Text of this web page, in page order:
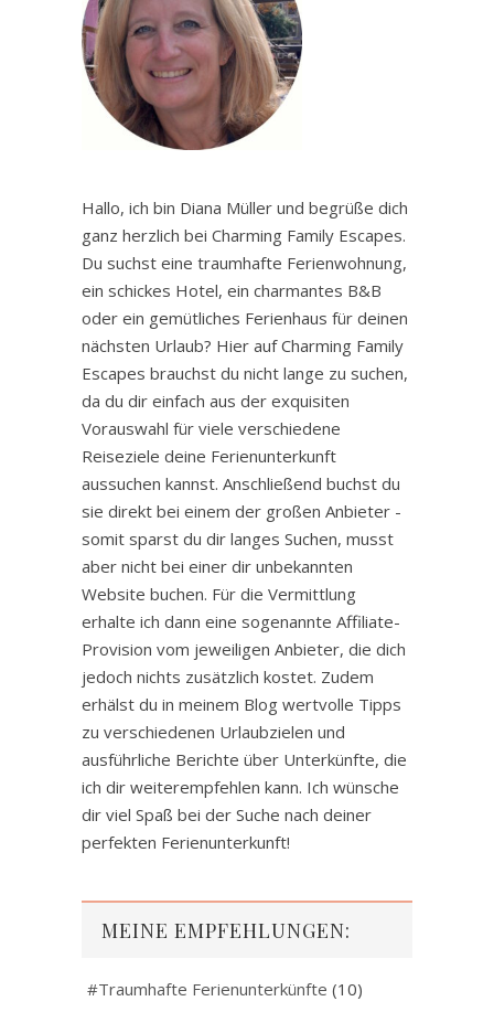
Hallo, ich bin Diana Müller und begrüße dich
ganz herzlich bei Charming Family Escapes.
Du suchst eine traumhafte Ferienwohnung,
ein schickes Hotel, ein charmantes B&B
oder ein gemütliches Ferienhaus für deinen
nächsten Urlaub? Hier auf Charming Family
Escapes brauchst du nicht lange zu suchen,
da du dir einfach aus der exquisiten
Vorauswahl für viele verschiedene
Reiseziele deine Ferienunterkunft
aussuchen kannst. Anschließend buchst du
sie direkt bei einem der großen Anbieter -
somit sparst du dir langes Suchen, musst
aber nicht bei einer dir unbekannten
Website buchen. Für die Vermittlung
erhalte ich dann eine sogenannte Affiliate-
Provision vom jeweiligen Anbieter, die dich
jedoch nichts zusätzlich kostet. Zudem
erhälst du in meinem Blog wertvolle Tipps
zu verschiedenen Urlaubzielen und
ausführliche Berichte über Unterkünfte, die
ich dir weiterempfehlen kann. Ich wünsche
dir viel Spaß bei der Suche nach deiner
perfekten Ferienunterkunft!
MEINE EMPFEHLUNGEN:
#Traumhafte Ferienunterkünfte (10)